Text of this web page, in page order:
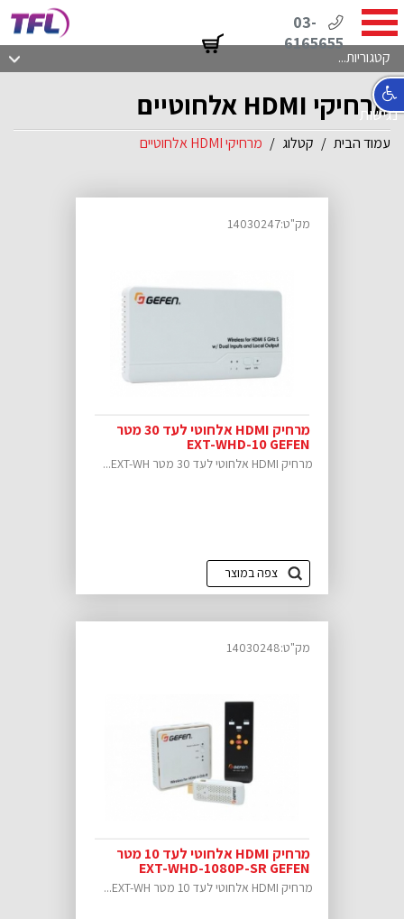
03-
6165655
קטגוריות...
מרחיקי HDMI אלחוטיים
עמוד הבית קטלוג מרחיקי HDMI אלחוטיים
מרחיק HDMI אלחוטי לעד 30 מטר
EXT-WHD-10 GEFEN
מרחיק HDMI אלחוטי לעד 30 מטר EXT-WH...
צפה במוצר
מק"ט:14030247
מרחיק HDMI אלחוטי לעד 10 מטר
EXT-WHD-1080P-SR GEFEN
מרחיק HDMI אלחוטי לעד 10 מטר EXT-WH...
מק"ט:14030248
נגישות